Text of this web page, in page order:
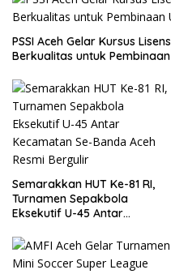
PSSI Aceh Gelar Kursus
Berkualitas untuk
Semarakkan HUT Ke-81 RI,
Turnamen Sepakbola
Eksekutif U-45 Antar
Resmi Bergulir